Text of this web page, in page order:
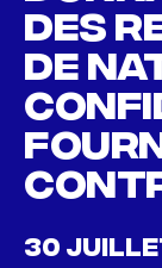
des
de
30